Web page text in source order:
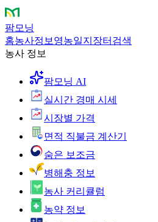
팜모닝
홈농사정보 영농일지 장터 검색
농사 정보
팜모닝 AI
실시간 경매 시세
시장별 가격
면적 직불금 계산기
숨은 보조금
병해충 정보
농사 커리큘럼
농약 정보